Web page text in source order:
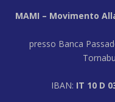
MAMI – Movimento
presso Banca
IBAN: IT 10 D